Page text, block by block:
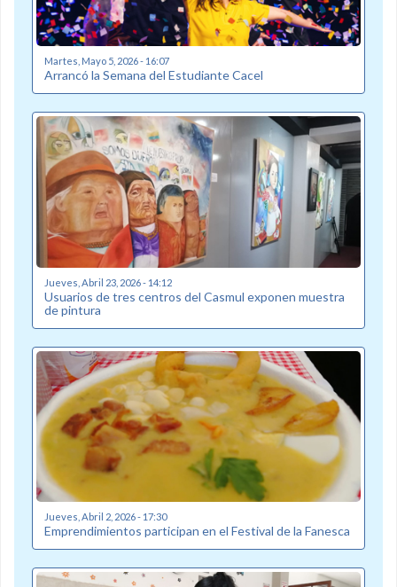
Martes, Mayo 5, 2026 - 16:07
Arrancó la Semana del Estudiante Cacel
Jueves, Abril 23, 2026 - 14:12
Usuarios de tres centros del Casmul exponen muestra
de pintura
Jueves, Abril 2, 2026 - 17:30
Emprendimientos participan en el Festival de la Fanesca